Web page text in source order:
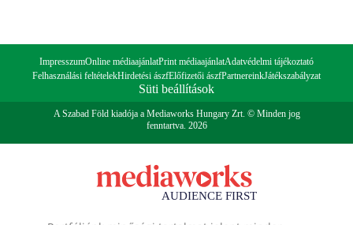
ImpresszumOnline médiaajánlatPrint médiaajánlatAdatvédelmi tájékoztató
Felhasználási feltételekHirdetési ászfElőfizetői ászfPartnereinkJátékszabályzat
Süti beállítások
A Szabad Föld kiadója a Mediaworks Hungary Zrt. © Minden jog
fenntartva. 2026